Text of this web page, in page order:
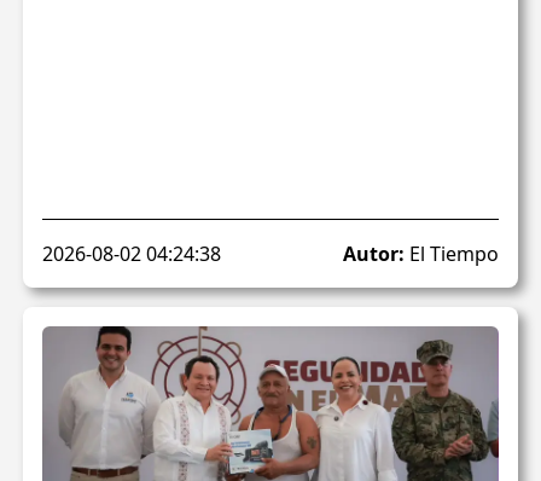
2026-08-02 04:24:38 Autor: El Tiempo